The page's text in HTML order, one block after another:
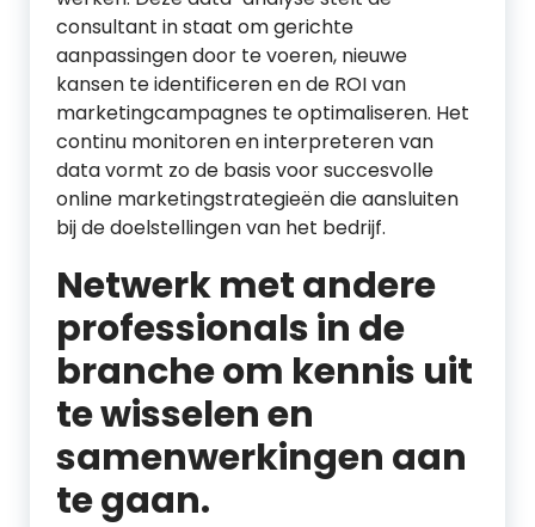
consultant in staat om gerichte
aanpassingen door te voeren, nieuwe
kansen te identificeren en de ROI van
marketingcampagnes te optimaliseren. Het
continu monitoren en interpreteren van
data vormt zo de basis voor succesvolle
online marketingstrategieën die aansluiten
bij de doelstellingen van het bedrijf.
Netwerk met andere
professionals in de
branche om kennis uit
te wisselen en
samenwerkingen aan
te gaan.